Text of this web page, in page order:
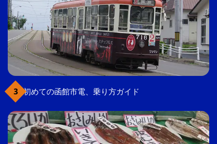
初めての函館市電、乗り方ガイド